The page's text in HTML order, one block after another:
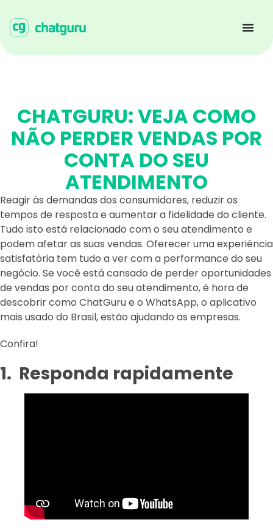
CHATGURU: VEJA COMO
NÃO PERDER VENDAS POR
CONTA DO SEU
ATENDIMENTO
Reagir às demandas dos consumidores, reduzir os
tempos de resposta e aumentar a fidelidade do cliente.
Tudo isto está relacionado com o seu atendimento e
podem afetar as suas vendas. Oferecer uma experiência
satisfatória tem tudo a ver com a performance do seu
negócio. Se você está cansado de perder oportunidades
de vendas por conta do seu atendimento, é hora de
descobrir como ChatGuru e o WhatsApp, o aplicativo
mais usado do Brasil, estão ajudando as empresas.
Confira!
1. Responda rapidamente